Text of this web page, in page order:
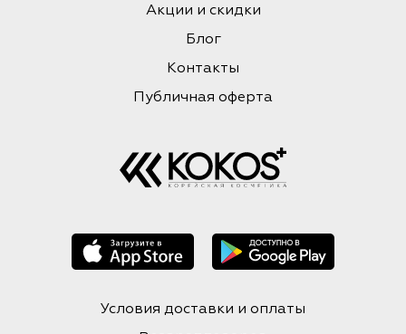
Акции и скидки
Блог
Контакты
Публичная оферта
Условия доставки и оплаты